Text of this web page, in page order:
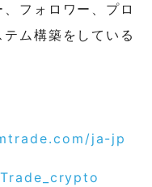
フォロワー、プロ
ム構築をしている
ja-jp